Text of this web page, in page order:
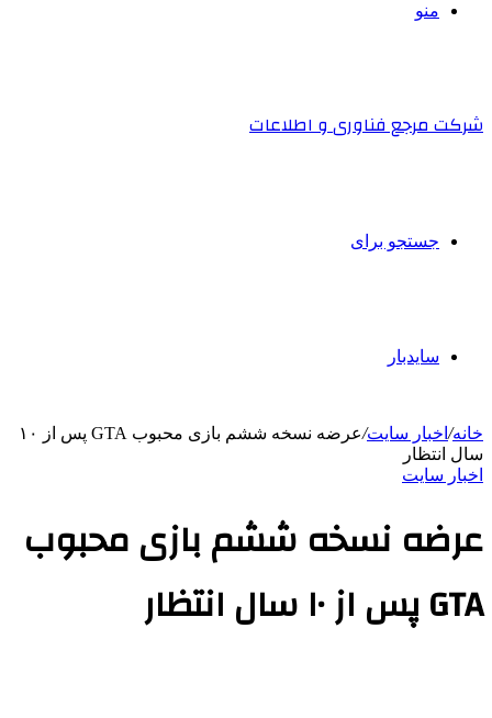
منو
شرکت مرجع فناوری و اطلاعات
جستجو برای
سایدبار
خانه/ اخبار سایت/
عرضه نسخه ششم بازی محبوب GTA پس از ۱۰
سال انتظار
اخبار سایت
عرضه نسخه ششم بازی محبوب
GTA پس از ۱۰ سال انتظار